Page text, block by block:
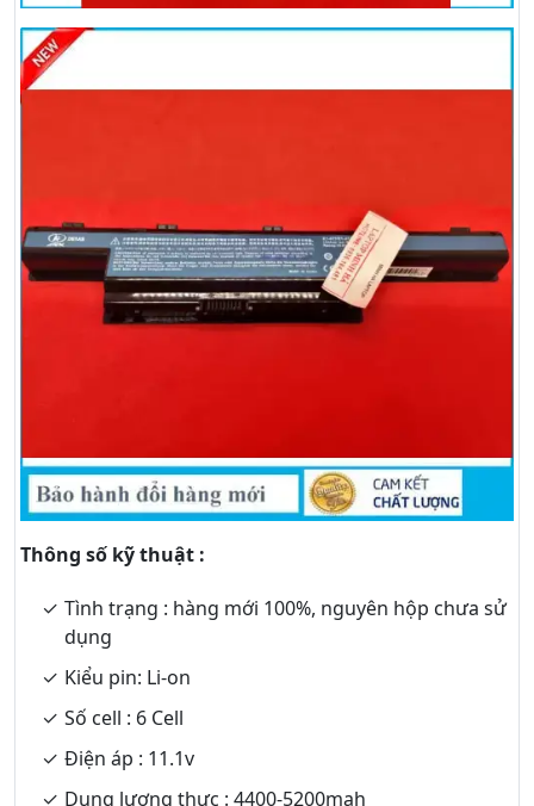
Thông số kỹ thuật :
Tình trạng : hàng mới 100%, nguyên hộp chưa sử
dụng
Kiểu pin: Li-on
Số cell : 6 Cell
Điện áp : 11.1v
Dung lượng thực : 4400-5200mah